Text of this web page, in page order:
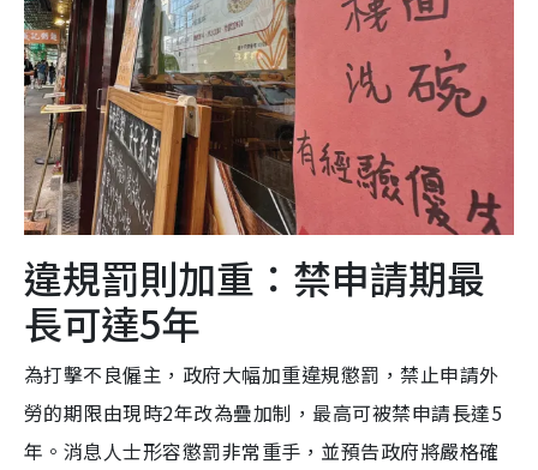
違規罰則加重：禁申請期最
長可達5年
為打擊不良僱主，政府大幅加重違規懲罰，禁止申請外
勞的期限由現時2年改為疊加制，最高可被禁申請長達5
年。消息人士形容懲罰非常重手，並預告政府將嚴格確